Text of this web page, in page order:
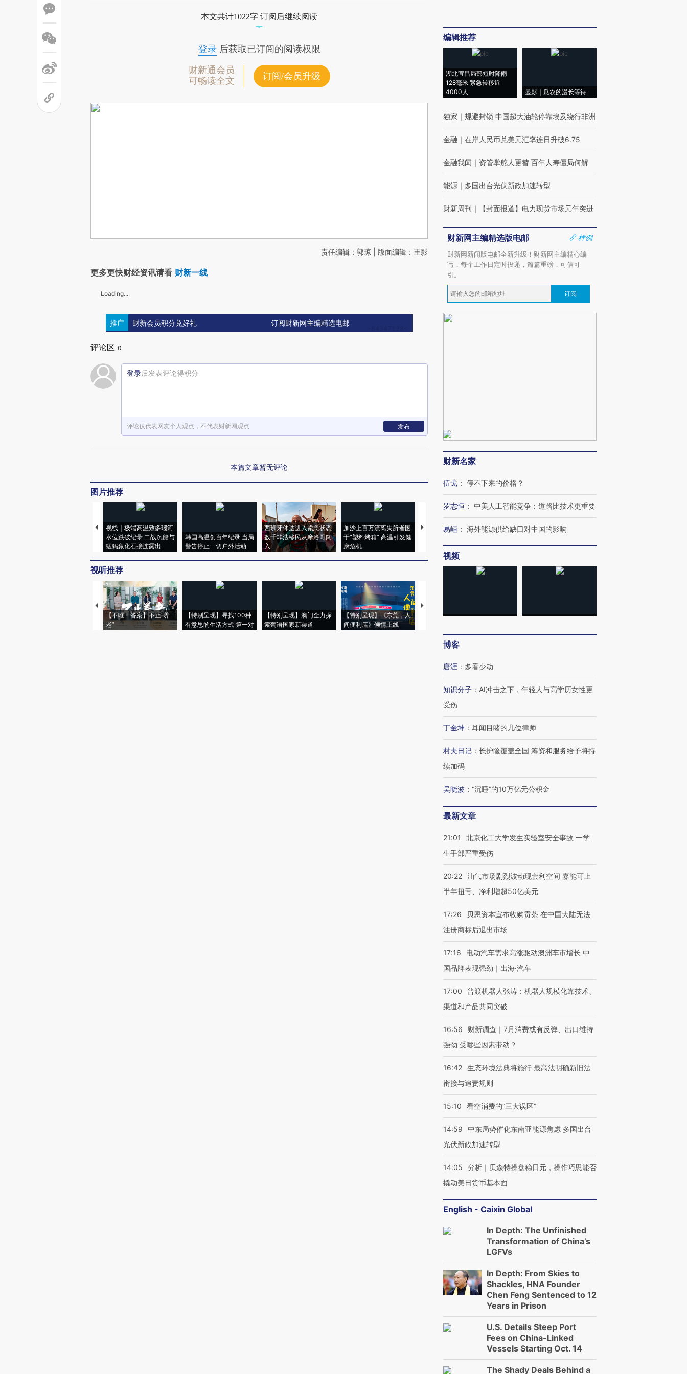
本文共计1022字 订阅后继续阅读
登录后获取已订阅的阅读权限
财新通会员
可畅读全文
订阅/会员升级
责任编辑：郭琼 | 版面编辑：王影
更多更快财经资讯请看 财新一线
Loading...
推广 财新会员积分兑好礼 订阅财新网主编精选电邮
评论区 0
登录后发表评论得积分
评论仅代表网友个人观点，不代表财新网观点 发布
本篇文章暂无评论
图片推荐
视线｜极端高温致多瑙河
水位跌破纪录 二战沉船与
猛犸象化石接连露出
韩国高温创百年纪录 当局
警告停止一切户外活动
西班牙休达进入紧急状态
数千非法移民从摩洛哥闯
入
加沙上百万流离失所者困
于“塑料烤箱” 高温引发健
康危机
视线｜HYROX的吸金
心“花钱找虐”？
马航飞行员跨国走私7万
毒品
育部长拱下台
视听推荐
【不唯一答案】不止“养
老”
【特别呈现】寻找100种
有意思的生活方式·第一对
【特别呈现】澳门全力探
索葡语国家新渠道
【特别呈现】《东莞，人
间便利店》倾情上线
【推广】走进第四届链博
会，让数智科技“链”接产
【特别呈现】寻找100种
CFO：不靠规模取胜，华
编辑推荐
湖北宜昌局部短时降雨
128毫米 紧急转移近
4000人
显影｜瓜农的漫长等待
独家 ｜ 规避封锁 中国超大油轮停靠埃及绕行非洲
金融 ｜ 在岸人民币兑美元汇率连日升破6.75
金融我闻 ｜ 资管掌舵人更替 百年人寿僵局何解
能源 ｜ 多国出台光伏新政加速转型
财新周刊 ｜ 【封面报道】电力现货市场元年突进
财新网主编精选版电邮
样例
财新网新闻版电邮全新升级！财新网主编精心编
写，每个工作日定时投递，篇篇重磅，可信可
引。
订阅
财新名家
伍戈 ： 停不下来的价格？
罗志恒 ： 中美人工智能竞争：道路比技术更重要
易峘 ： 海外能源供给缺口对中国的影响
视频
博客
唐涯 ： 多看少动
知识分子 ： AI冲击之下，年轻人与高学历女性更
受伤
丁金坤 ： 耳闻目睹的几位律师
村夫日记 ： 长护险覆盖全国 筹资和服务给予将持
续加码
吴晓波 ： “沉睡”的10万亿元公积金
最新文章
21:01
北京化工大学发生实验室安全事故 一学
生手部严重受伤
20:22 油气市场剧烈波动现套利空间 嘉能可上
半年扭亏、净利增超50亿美元
17:26
贝恩资本宣布收购贡茶 在中国大陆无法
注册商标后退出市场
17:16
电动汽车需求高涨驱动澳洲车市增长 中
国品牌表现强劲｜出海·汽车
17:00
普渡机器人张涛：机器人规模化靠技术、
渠道和产品共同突破
16:56
财新调查｜7月消费或有反弹、出口维持
强劲 受哪些因素带动？
16:42 生态环境法典将施行 最高法明确新旧法
衔接与追责规则
15:10 看空消费的“三大误区”
14:59
中东局势催化东南亚能源焦虑 多国出台
光伏新政加速转型
14:05
分析｜贝森特操盘稳日元，操作巧思能否
撬动美日货币基本面
English - Caixin Global
In Depth: The Unfinished
Transformation of China’s
LGFVs
In Depth: From Skies to
Shackles, HNA Founder
Chen Feng Sentenced to 12
Years in Prison
U.S. Details Steep Port
Fees on China-Linked
Vessels Starting Oct. 14
The Shady Deals Behind a